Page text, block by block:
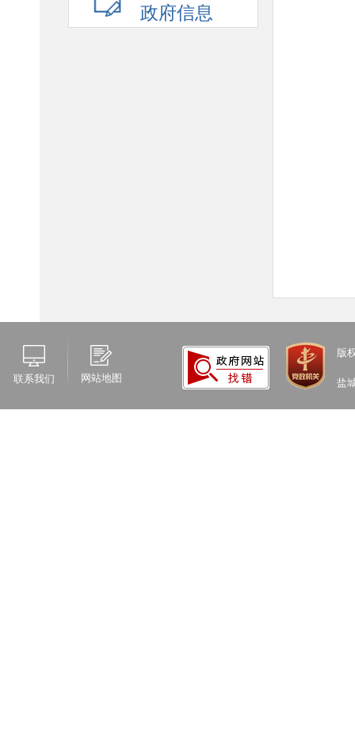
政府信息
联系我们 网站地图
版
盐